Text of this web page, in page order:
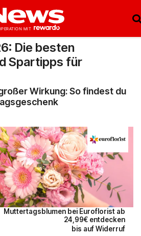
Die besten
Spartipps für
Wirkung: So findest du
Muttertagsblumen bei Euroflorist ab
24,99€ entdecken
bis auf Widerruf